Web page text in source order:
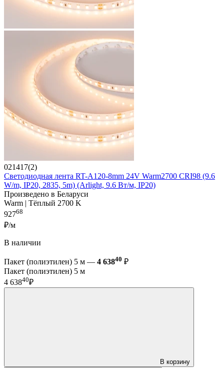
021417(2)
Светодиодная лента RT-A120-8mm 24V Warm2700 CRI98 (9.6
W/m, IP20, 2835, 5m) (Arlight, 9.6 Вт/м, IP20)
Произведено в Беларуси
Warm | Тёплый 2700 K
92768
₽/м
В наличии
Пакет (полиэтилен) 5 м — 4 63840 ₽
Пакет (полиэтилен) 5 м
4 63840₽
В корзину